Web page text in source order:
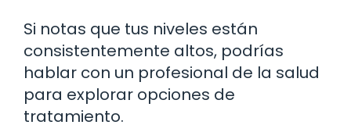
Si notas que tus niveles están
consistentemente altos, podrías
hablar con un profesional de la salud
para explorar opciones de
tratamiento.